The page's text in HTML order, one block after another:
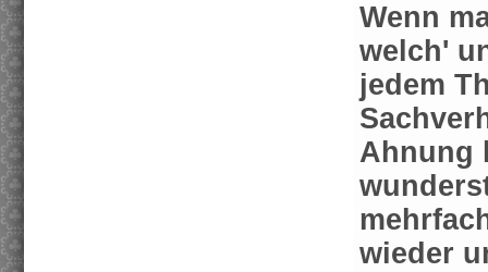
Wenn
welch'
jedem
Ahnung
wieder